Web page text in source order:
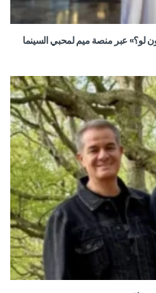
لو؟» عبر منصة ميم لمحبي السينما